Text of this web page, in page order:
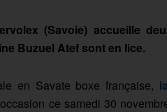
(Savoie) accueille
Buzuel Atef sont en lice.
en Savate boxe française,
ce samedi 30